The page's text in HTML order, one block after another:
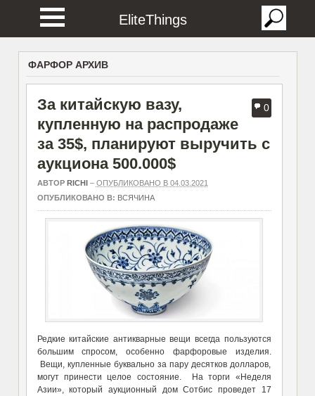
EliteThings
ФАРФОР АРХИВ
0
За китайскую вазу,
купленную на распродаже
за 35$, планируют выручить с
аукциона 500.000$
АВТОР RICHI– ОПУБЛИКОВАНО В 04.03.2021
ОПУБЛИКОВАНО В: ВСЯЧИНА
Редкие китайские антикварные вещи всегда пользуются
большим спросом, особенно фарфоровые изделия.
Вещи, купленные буквально за пару десятков долларов,
могут принести целое состояние. На торги «Неделя
Азии», который аукционный дом Сотбис проведет 17